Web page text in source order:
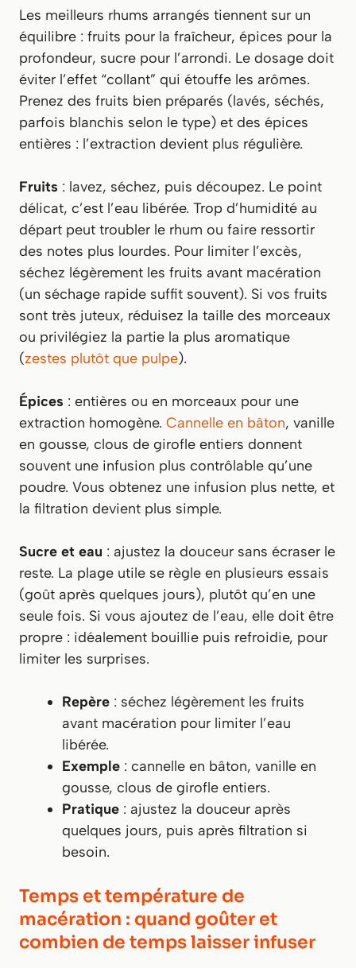
Les meilleurs rhums arrangés tiennent sur un
équilibre : fruits pour la fraîcheur, épices pour la
profondeur, sucre pour l’arrondi. Le dosage doit
éviter l’effet “collant” qui étouffe les arômes.
Prenez des fruits bien préparés (lavés, séchés,
parfois blanchis selon le type) et des épices
entières : l’extraction devient plus régulière.
Fruits : lavez, séchez, puis découpez. Le point
délicat, c’est l’eau libérée. Trop d’humidité au
départ peut troubler le rhum ou faire ressortir
des notes plus lourdes. Pour limiter l’excès,
séchez légèrement les fruits avant macération
(un séchage rapide suffit souvent). Si vos fruits
sont très juteux, réduisez la taille des morceaux
ou privilégiez la partie la plus aromatique
(zestes plutôt que pulpe).
Épices : entières ou en morceaux pour une
extraction homogène. Cannelle en bâton, vanille
en gousse, clous de girofle entiers donnent
souvent une infusion plus contrôlable qu’une
poudre. Vous obtenez une infusion plus nette, et
la filtration devient plus simple.
Sucre et eau : ajustez la douceur sans écraser le
reste. La plage utile se règle en plusieurs essais
(goût après quelques jours), plutôt qu’en une
seule fois. Si vous ajoutez de l’eau, elle doit être
propre : idéalement bouillie puis refroidie, pour
limiter les surprises.
Repère : séchez légèrement les fruits
avant macération pour limiter l’eau
libérée.
Exemple : cannelle en bâton, vanille en
gousse, clous de girofle entiers.
Pratique : ajustez la douceur après
quelques jours, puis après filtration si
besoin.
Temps et température de
macération : quand goûter et
combien de temps laisser infuser